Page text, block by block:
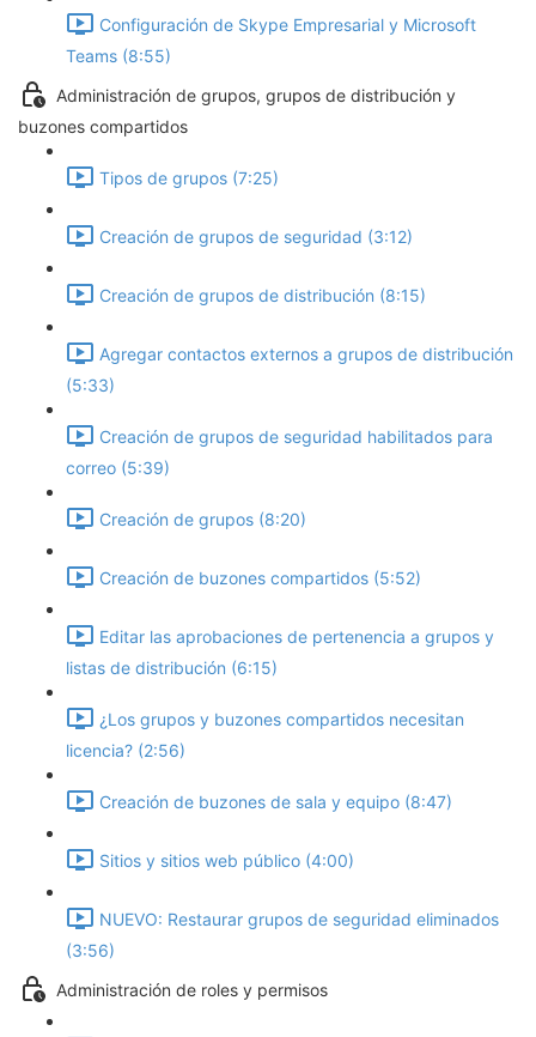
Configuración de Skype Empresarial y Microsoft
Teams (8:55)
Administración de grupos, grupos de distribución y
buzones compartidos
Tipos de grupos (7:25)
Creación de grupos de seguridad (3:12)
Creación de grupos de distribución (8:15)
Agregar contactos externos a grupos de distribución
(5:33)
Creación de grupos de seguridad habilitados para
correo (5:39)
Creación de grupos (8:20)
Creación de buzones compartidos (5:52)
Editar las aprobaciones de pertenencia a grupos y
listas de distribución (6:15)
¿Los grupos y buzones compartidos necesitan
licencia? (2:56)
Creación de buzones de sala y equipo (8:47)
Sitios y sitios web público (4:00)
NUEVO: Restaurar grupos de seguridad eliminados
(3:56)
Administración de roles y permisos